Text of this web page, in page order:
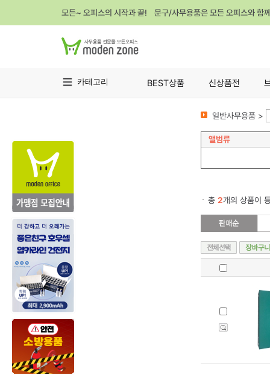
모든~ 오피스의 시작과 끝! 문구/사무용품은 모든 오피스와 함
카테고리 BEST상품 신상품전
일반사무용품 >
앨범류
총 2개의 상품이